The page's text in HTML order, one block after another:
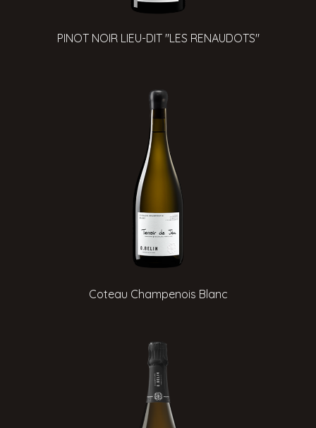
PINOT NOIR LIEU-DIT "LES RENAUDOTS"
Coteau Champenois Blanc